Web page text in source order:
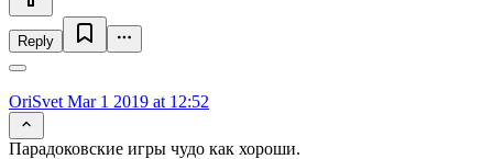
Reply
OriSvet Mar 1 2019 at 12:52
Парадоковские игры чудо как хороши.